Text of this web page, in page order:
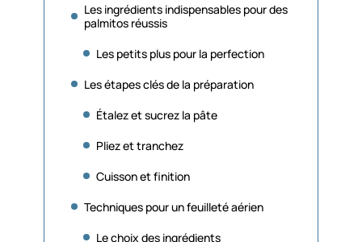
Les ingrédients indispensables pour des
palmitos réussis
Les petits plus pour la perfection
Les étapes clés de la préparation
Étalez et sucrez la pâte
Pliez et tranchez
Cuisson et finition
Techniques pour un feuilleté aérien
Le choix des ingrédients